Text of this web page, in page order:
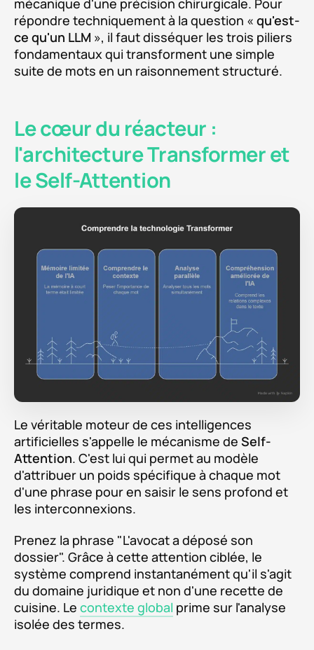
mécanique d'une précision chirurgicale. Pour
répondre techniquement à la question « qu'est-
ce qu'un LLM », il faut disséquer les trois piliers
fondamentaux qui transforment une simple
suite de mots en un raisonnement structuré.
Le cœur du réacteur :
l'architecture Transformer et
le Self-Attention
Le véritable moteur de ces intelligences
artificielles s'appelle le mécanisme de Self-
Attention. C'est lui qui permet au modèle
d'attribuer un poids spécifique à chaque mot
d'une phrase pour en saisir le sens profond et
les interconnexions.
Prenez la phrase "L'avocat a déposé son
dossier". Grâce à cette attention ciblée, le
système comprend instantanément qu'il s'agit
du domaine juridique et non d'une recette de
cuisine. Le contexte global prime sur l'analyse
isolée des termes.